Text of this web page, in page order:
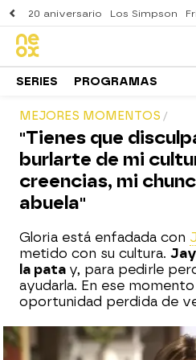
20 aniversario Los Simpson
SERIES PROGRAMAS
MEJORES MOMENTOS
"Tienes que
burlarte de mi
creencias, mi
abuela"
Gloria está enfadada con
metido con su cultura.
la pata y, para pedirle
ayudarla. En ese momento
oportunidad perdida de